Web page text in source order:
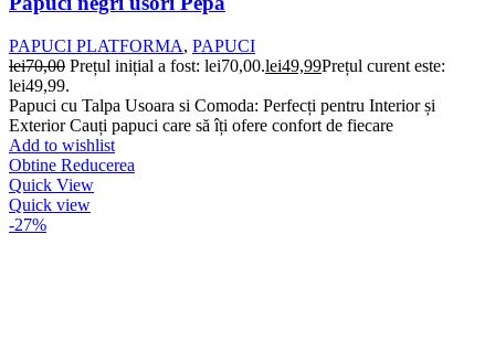
PAPUCI PLATFORMA, PAPUCI
lei70,00 Prețul inițial a fost: lei70,00.lei49,99Prețul curent este:
lei49,99.
Papuci cu Talpa Usoara si Comoda: Perfecți pentru Interior și
Exterior Cauți papuci care să îți ofere confort de fiecare
Add to wishlist
Obtine Reducerea
Quick View
Quick view
-27%